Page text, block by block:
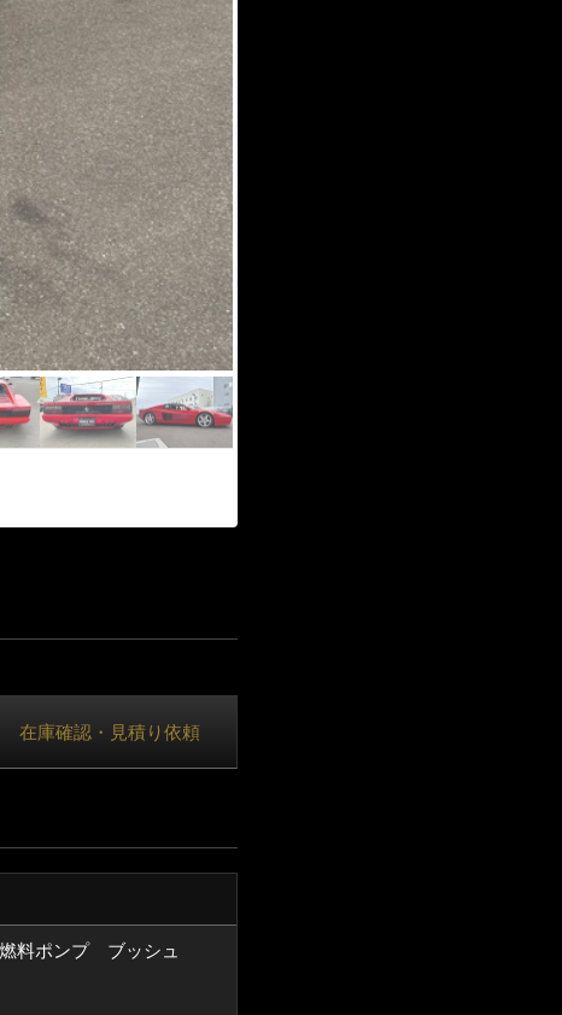
在庫確認・見積り依頼
料ポンプ ブッシュ